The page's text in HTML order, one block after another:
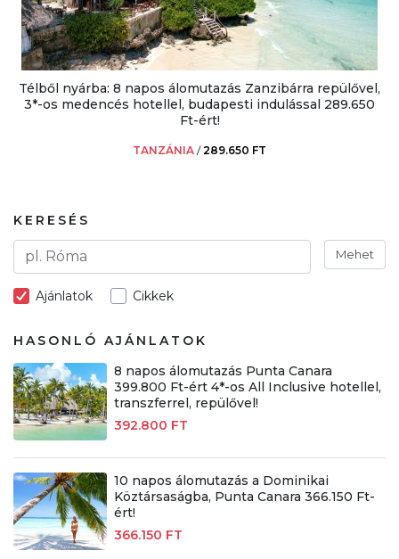
Télből nyárba: 8 napos álomutazás Zanzibárra repülővel,
3*-os medencés hotellel, budapesti indulással 289.650
Ft-ért!
TANZÁNIA /289.650 FT
KERESÉS
Mehet
Ajánlatok Cikkek
HASONLÓ AJÁNLATOK
8 napos álomutazás Punta Canara
399.800 Ft-ért 4*-os All Inclusive hotellel,
transzferrel, repülővel!
392.800 FT
10 napos álomutazás a Dominikai
Köztársaságba, Punta Canara 366.150 Ft-
ért!
366.150 FT